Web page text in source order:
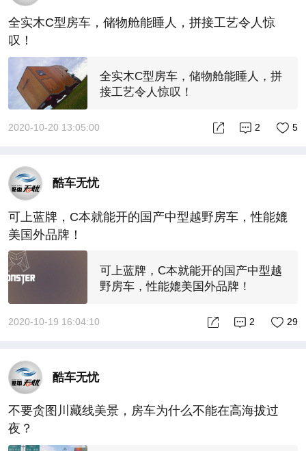
全实木C型房车，储物舱能睡人，拼接工艺令人惊
叹！
全实木C型房车，储物舱能睡人，拼
接工艺令人惊叹！
2020-10-20 13:05:00 5
2
酷车无忧
可上蓝牌，C本就能开的国产中型越野房车，性能媲
美国外品牌！
可上蓝牌，C本就能开的国产中型越
野房车，性能媲美国外品牌！
2020-10-19 16:04:10 29
2
酷车无忧
不要贪图川藏线美景，房车为什么不能在高海拔过
夜？